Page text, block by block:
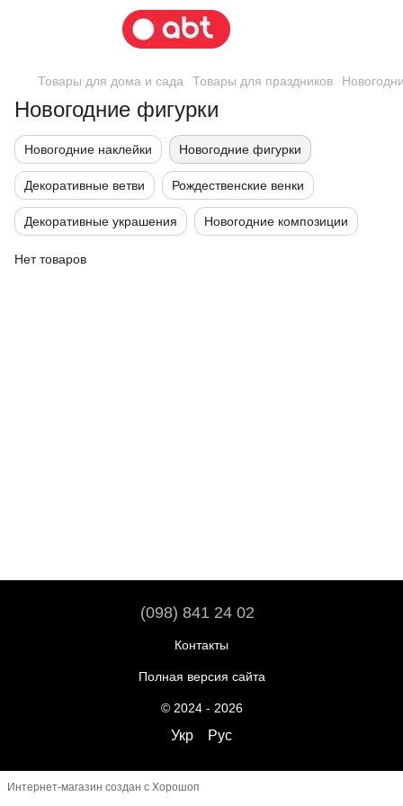
Товары для дома и сада Товары для праздников
Новогодние фигурки
Новогодние наклейки Новогодние фигурки
Декоративные ветви Рождественские венки
Декоративные украшения Новогодние композиции
Нет товаров
(098) 841 24 02
Контакты
Полная версия сайта
© 2024 - 2026
Укр Рус
Интернет-магазин создан с Хорошоп